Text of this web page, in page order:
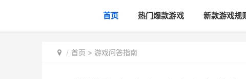
首页 热门爆款游戏 新款游戏规
首页 > 游戏问答指南